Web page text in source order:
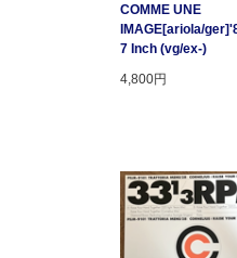
COMME UNE
IMAGE[ariola/
7 Inch (vg/ex-)
4,800円